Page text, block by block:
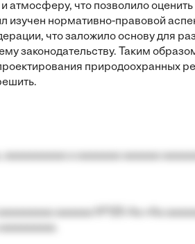
что позволило оценить
изучен нормативно-правовой
что заложило основу для
законодательству. Таким
природоохранных